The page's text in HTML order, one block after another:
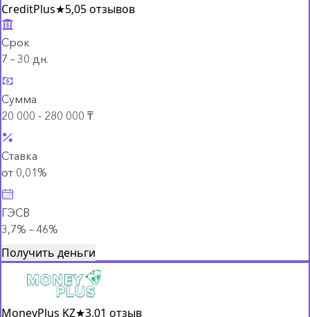
CreditPlus★5,05 отзывов
Срок
7 – 30 дн.
Сумма
20 000 - 280 000 ₸
Ставка
от 0,01%
ГЭСВ
3,7% – 46%
Получить деньги
MoneyPlus KZ★3,01 отзыв